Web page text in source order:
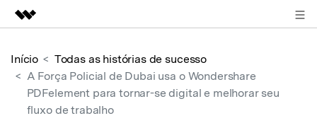
Criatividade digital com IA generativa
Utilitários
Negócios
Visão geral
Sobre nós
Início
Todas as histórias de sucesso
A Força Policial de Dubai usa o Wondershare
PDFelement para tornar-se digital e melhorar seu
fluxo de trabalho